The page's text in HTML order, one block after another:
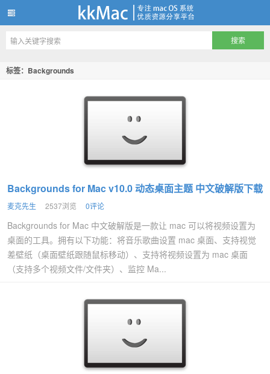
kkMac
标签：Backgrounds
Backgrounds for Mac v10.0 动态桌面主题 中文破解版下载
麦克先生 2537浏览 0评论
Backgrounds for Mac 中文破解版是一款让 mac 可以将视频设置为
桌面的工具。拥有以下功能：将音乐歌曲设置 mac 桌面、支持视觉
差壁纸（桌面壁纸跟随鼠标移动）、支持将视频设置为 mac 桌面
（支持多个视频文件/文件夹）、监控 Ma...